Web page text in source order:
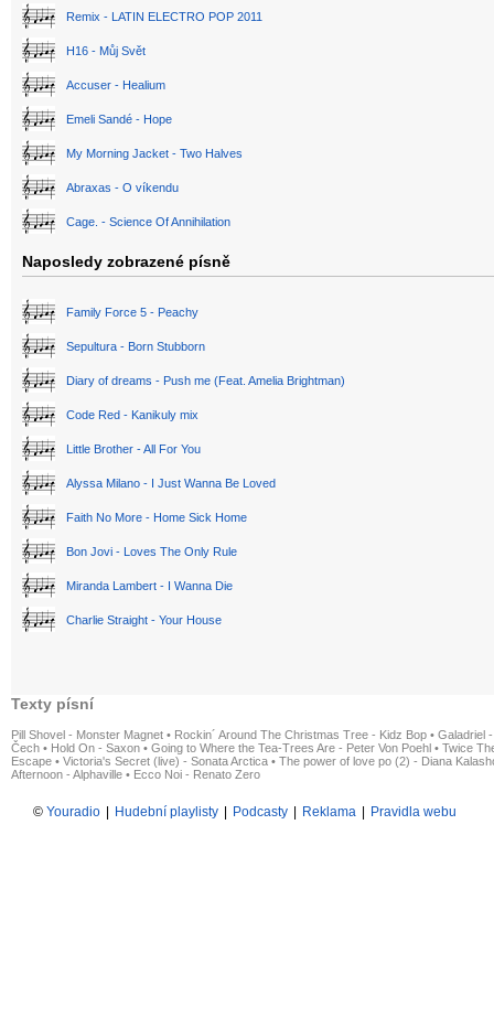
Remix - LATIN ELECTRO POP 2011
H16 - Můj Svět
Accuser - Healium
Emeli Sandé - Hope
My Morning Jacket - Two Halves
Abraxas - O víkendu
Cage. - Science Of Annihilation
Naposledy zobrazené písně
Family Force 5 - Peachy
Sepultura - Born Stubborn
Diary of dreams - Push me (Feat. Amelia Brightman)
Code Red - Kanikuly mix
Little Brother - All For You
Alyssa Milano - I Just Wanna Be Loved
Faith No More - Home Sick Home
Bon Jovi - Loves The Only Rule
Miranda Lambert - I Wanna Die
Charlie Straight - Your House
Texty písní
Pill Shovel - Monster Magnet • Rockin´ Around The Christmas Tree - Kidz Bop • Galadriel
Čech • Hold On - Saxon • Going to Where the Tea-Trees Are - Peter Von Poehl • Twice
Escape • Victoria's Secret (live) - Sonata Arctica • The power of love po (2) - Diana
Afternoon - Alphaville • Ecco Noi - Renato Zero
© Youradio Hudební playlisty Podcasty Reklama Pravidla webu